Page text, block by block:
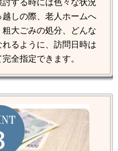
する時には色々な状況
しの際、老人ホームへ
大ごみの処分、どんな
るように、訪問日時は
全指定できます。